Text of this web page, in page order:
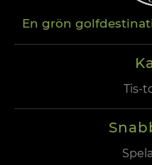
En grön
Tis-